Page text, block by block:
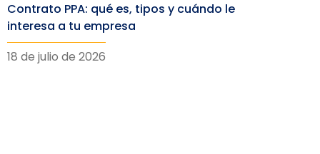
Contrato PPA: qué es, tipos y cuándo le
interesa a tu empresa
18 de julio de 2026